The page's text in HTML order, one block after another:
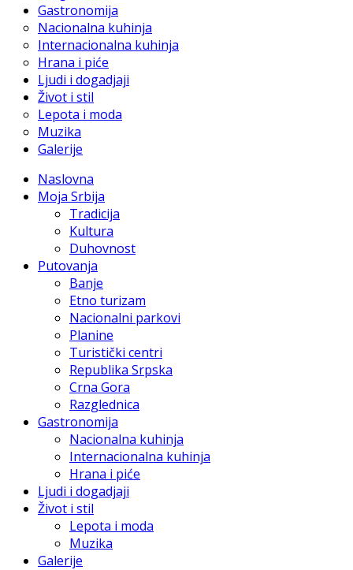
Gastronomija
Nacionalna kuhinja
Internacionalna kuhinja
Hrana i piće
Ljudi i dogadjaji
Život i stil
Lepota i moda
Muzika
Galerije
Naslovna
Moja Srbija
Tradicija
Kultura
Duhovnost
Putovanja
Banje
Etno turizam
Nacionalni parkovi
Planine
Turistički centri
Republika Srpska
Crna Gora
Razglednica
Gastronomija
Nacionalna kuhinja
Internacionalna kuhinja
Hrana i piće
Ljudi i dogadjaji
Život i stil
Lepota i moda
Muzika
Galerije